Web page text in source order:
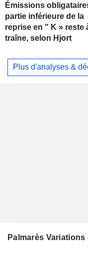
Émissions
partie inférieure de la
reprise en " K » reste
traîne, selon Hjort
Plus d'analyses &
Palmarès